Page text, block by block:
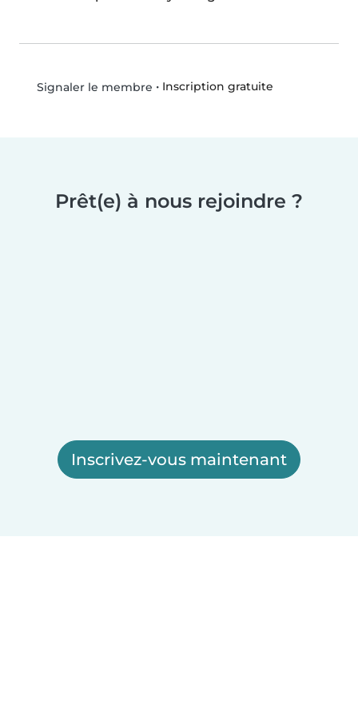
Signaler le membre • Inscription gratuite
Prêt(e) à nous rejoindre ?
Inscrivez-vous maintenant